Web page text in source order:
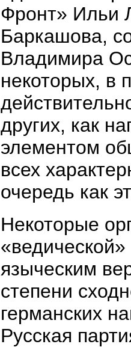
Фронт» Ильи
Баркашова,
Владимира
некоторых, в
других, как
элементом
всех
очередь как
Некоторые
языческим
степени
германских
Русская